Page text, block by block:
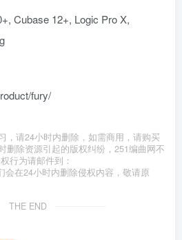
Cubase 12+, Logic Pro X,
fury/
，请24小时内删除，如需商用，请购买
删除资源引起的版权纠纷，251编曲网不
行为请邮件到：
会在24小时内删除侵权内容，敬请原
THE END